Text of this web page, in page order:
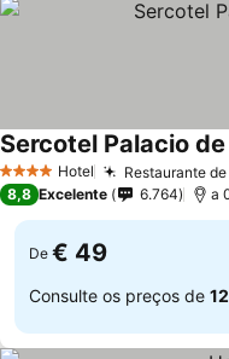
4 EstrelasHotel Restaurante
Sercotel Palacio
8,8 Excelente 6.764 a
De € 49
Consulte os preços de